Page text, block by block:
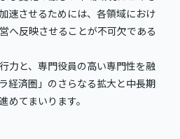
速させるためには、各領域におけ
へ反映させることが不可欠である
力と、専門役員の高い専門性を融
経済圏」のさらなる拡大と中長期
めてまいります。